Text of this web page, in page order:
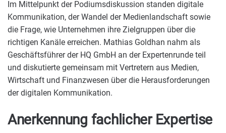
Im Mittelpunkt der Podiumsdiskussion standen digitale
Kommunikation, der Wandel der Medienlandschaft sowie
die Frage, wie Unternehmen ihre Zielgruppen über die
richtigen Kanäle erreichen. Mathias Goldhan nahm als
Geschäftsführer der HQ GmbH an der Expertenrunde teil
und diskutierte gemeinsam mit Vertretern aus Medien,
Wirtschaft und Finanzwesen über die Herausforderungen
der digitalen Kommunikation.
Anerkennung fachlicher Expertise